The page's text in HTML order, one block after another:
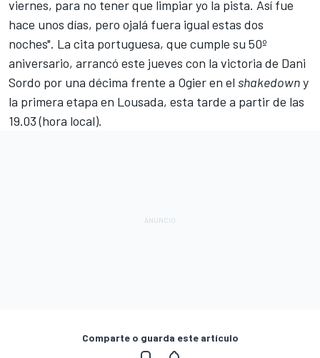
viernes, para no tener que limpiar yo la pista. Así fue
hace unos días, pero ojalá fuera igual estas dos
noches". La cita portuguesa, que cumple su 50º
aniversario, arrancó este jueves con la victoria de Dani
Sordo por una décima frente a Ogier en el shakedowny
la primera etapa en Lousada, esta tarde a partir de las
19.03 (hora local).
Comparte o guarda este artículo